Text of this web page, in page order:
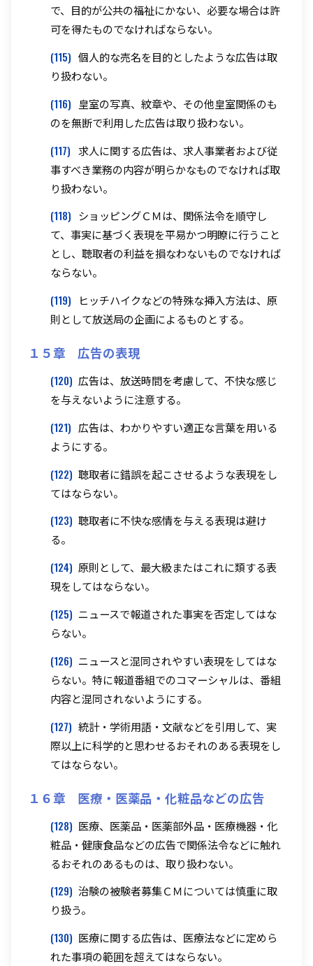
で、目的が公共の福祉にかない、必要な場合は許
可を得たものでなければならない。
(115) 個人的な売名を目的としたような広告は取
り扱わない。
(116) 皇室の写真、紋章や、その他皇室関係のも
のを無断で利用した広告は取り扱わない。
(117) 求人に関する広告は、求人事業者および従
事すべき業務の内容が明らかなものでなければ取
り扱わない。
(118) ショッピングＣＭは、関係法令を順守し
て、事実に基づく表現を平易かつ明瞭に行うこと
とし、聴取者の利益を損なわないものでなければ
ならない。
(119)
ヒッチハイクなどの特殊な挿入方法は、原
則として放送局の企画によるものとする。
１５章 広告の表現
(120) 広告は、放送時間を考慮して、不快な感じ
を与えないように注意する。
(121) 広告は、わかりやすい適正な言葉を用いる
ようにする。
(122) 聴取者に錯誤を起こさせるような表現をし
てはならない。
(123) 聴取者に不快な感情を与える表現は避け
る。
(124) 原則として、最大級またはこれに類する表
現をしてはならない。
(125) ニュースで報道された事実を否定してはな
らない。
(126) ニュースと混同されやすい表現をしてはな
らない。特に報道番組でのコマーシャルは、番組
内容と混同されないようにする。
(127) 統計・学術用語・文献などを引用して、実
際以上に科学的と思わせるおそれのある表現をし
てはならない。
１６章 医療・医薬品・化粧品などの広告
(128) 医療、医薬品・医薬部外品・医療機器・化
粧品・健康食品などの広告で関係法令などに触れ
るおそれのあるものは、取り扱わない。
(129) 治験の被験者募集ＣＭについては慎重に取
り扱う。
(130) 医療に関する広告は、医療法などに定めら
れた事項の範囲を超えてはならない。